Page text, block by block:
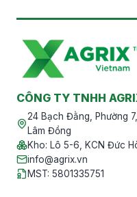
CÔNG TY TNHH
24 Bạch Đằng, Phường
Lâm Đồng
Kho: Lô 5-6, KCN Đức
info@agrix.vn
MST: 5801335751